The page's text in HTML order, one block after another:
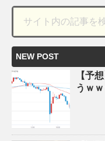
NEW POST
【予
うｗ